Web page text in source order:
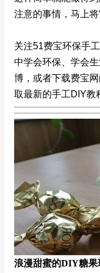
注意的事情，马上将
关注51费宝环保手
中学会环保、学会
博，或者下载费宝
取最新的手工DIY教
浪漫甜蜜的DIY糖果